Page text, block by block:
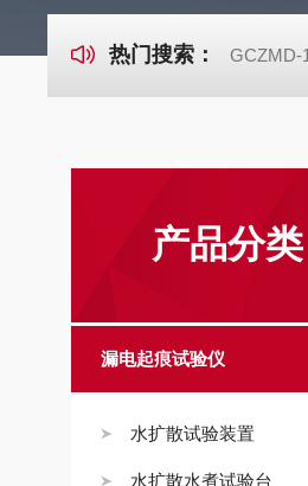
热门搜索： GCZMD-
产品分类
漏电起痕试验仪
水扩散试验装置
水扩散水煮试验台